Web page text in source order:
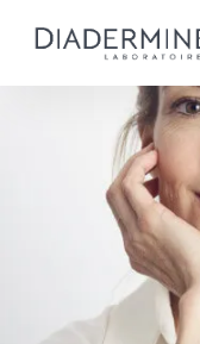
todos nuestros
INGREDIENTES
MÁS SOBRE